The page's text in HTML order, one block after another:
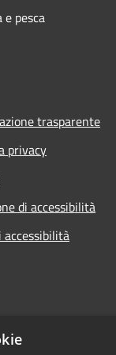
pesca
trasparente
privacy
di accessibilità